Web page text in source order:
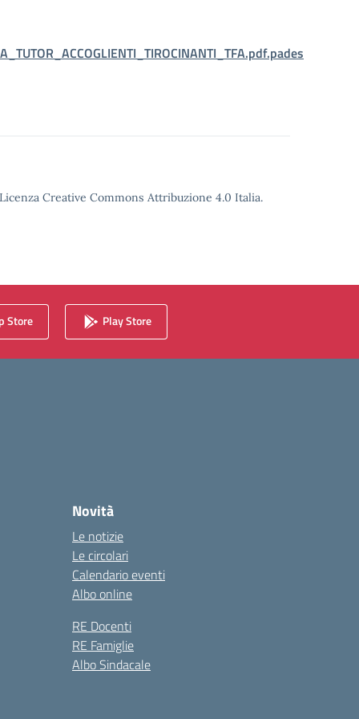
Creative Commons Attribuzione 4.0 Italia.
Store Play Store
Novità
Le notizie
Le circolari
Calendario eventi
Albo online
RE Docenti
RE Famiglie
Albo Sindacale